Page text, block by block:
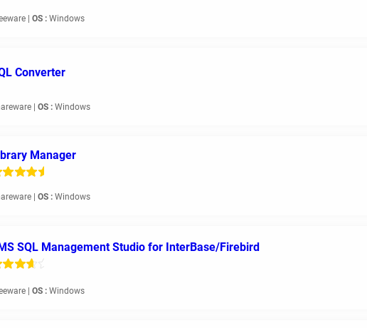
| OS : Windows
Converter
| OS : Windows
Manager
| OS : Windows
SQL Management Studio for InterBase/Firebird
| OS : Windows